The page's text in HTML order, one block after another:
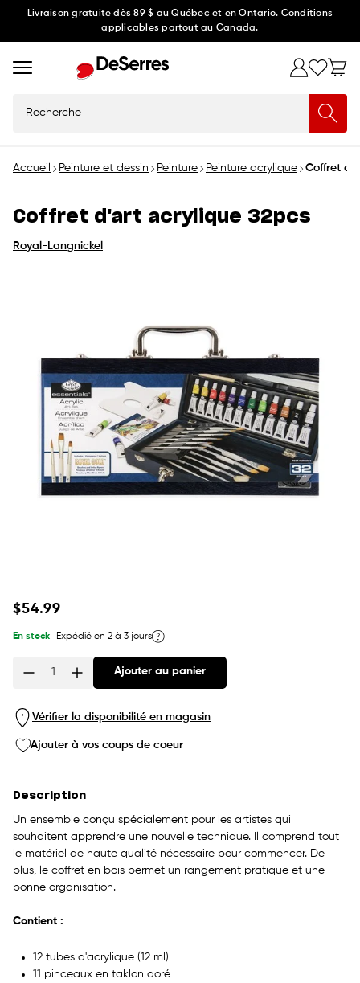
Ignorer
au
Livraison gratuite dès 89 $ au Québec et en Ontario. Conditions
applicables partout au Canada.
Accueil Peinture et dessin Peinture Peinture acrylique Coffret
Coffret d'art acrylique 32pcs
Royal-Langnickel
Prix
$54.99
En stock Expédié en 2 à 3 jours
Ajouter au panier
Vérifier la disponibilité en magasin
Ajouter à vos coups de coeur
Description
Un ensemble conçu spécialement pour les artistes qui
souhaitent apprendre une nouvelle technique. Il comprend tout
le matériel de haute qualité nécessaire pour commencer. De
plus, le coffret en bois permet un rangement pratique et une
bonne organisation.
Contient :
12 tubes d'acrylique (12 ml)
11 pinceaux en taklon doré